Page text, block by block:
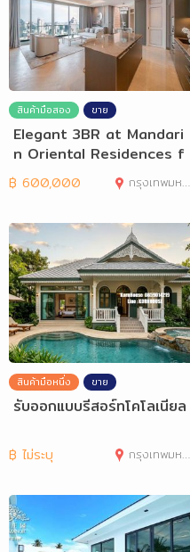
สินค้ามือสอง ขาย
Elegant 3BR at Mandari
n Oriental Residences f
or Rent or Buy
฿ 600,000 กรุงเทพมหานคร
สินค้ามือหนึ่ง ขาย
รับออกแบบรีสอร์ทโคโลเนียล
฿ ไม่ระบุ กรุงเทพมหานคร